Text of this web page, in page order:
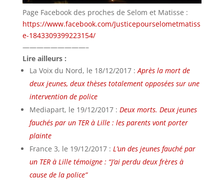
Page Facebook des proches de Selom et Matisse :
https://www.facebook.com/Justicepourselometmatiss
e-1843309399223154/
—————————–
Lire ailleurs :
La Voix du Nord, le 18/12/2017 : Après la mort de
deux jeunes, deux thèses totalement opposées sur une
intervention de police
Mediapart, le 19/12/2017 : Deux morts. Deux jeunes
fauchés par un TER à Lille : les parents vont porter
plainte
France 3, le 19/12/2017 : L’un des jeunes fauché par
un TER à Lille témoigne : “J’ai perdu deux frères à
cause de la police”